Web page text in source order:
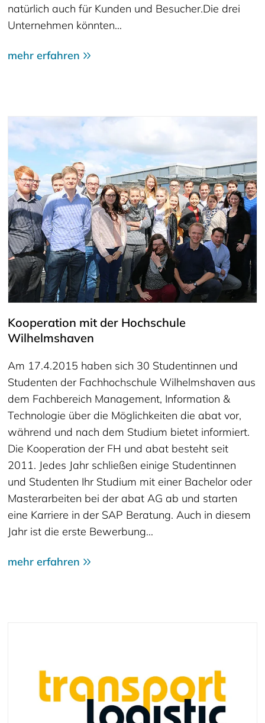
natürlich auch für Kunden und Besucher.Die drei
Unternehmen könnten…
mehr erfahren
Kooperation mit der Hochschule
Wilhelmshaven
Am 17.4.2015 haben sich 30 Studentinnen und
Studenten der Fachhochschule Wilhelmshaven aus
dem Fachbereich Management, Information &
Technologie über die Möglichkeiten die abat vor,
während und nach dem Studium bietet informiert.
Die Kooperation der FH und abat besteht seit
2011. Jedes Jahr schließen einige Studentinnen
und Studenten Ihr Studium mit einer Bachelor oder
Masterarbeiten bei der abat AG ab und starten
eine Karriere in der SAP Beratung. Auch in diesem
Jahr ist die erste Bewerbung…
mehr erfahren